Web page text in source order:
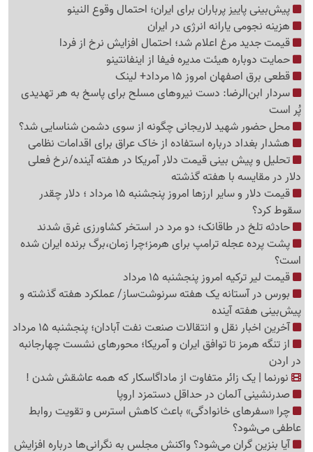
پیش‌بینی پاییز پرباران برای ایران؛ احتمال وقوع النینو
هزینه نجومی یارانه انرژی در ایران
قیمت جدید مرغ اعلام شد؛ احتمال افزایش نرخ از فردا
حمایت دوباره هیئت مدیره فیفا از اینفانتینو
قطعی برق اصفهان امروز 15 مرداد+ لینک
سردار ابن‌الرضا: دست نیروهای مسلح برای پاسخ به هر تهدیدی
پُر است
محل حضور شهید لاریجانی چگونه از سوی دشمن شناسایی شد؟
هشدار بغداد درباره استفاده از خاک عراق برای اقدامات نظامی
تحلیل و پیش بینی قیمت دلار آمریکا در هفته آینده/نرخ فعلی
دلار در مقایسه با هفته گذشته
قیمت دلار و سایر ارزها امروز پنجشنبه 15 مرداد ؛ دلار چقدر
سقوط کرد؟
حادثه تلخ در طاقانک؛ دو مرد در استخر کشاورزی غرق شدند
پشت پرده عجله ترامپ برای هرمز؛چرا زمان،برگ برنده ایران شده
است؟
قیمت لیر ترکیه امروز پنجشنبه 15 مرداد
بورس در آستانه یک هفته سرنوشت‌ساز/ عملکرد هفته گذشته و
پیش‌بینی هفته آینده
آخرین اخبار نقل‌ و انتقالات صنعت نفت آبادان؛ پنجشنبه 15 مرداد
از تنگه هرمز تا توافق ایران و آمریکا؛ محورهای نشست چهارجانبه
در اردن
نورنما | یک زائر متفاوت از ماداگاسکار که همه عاشقش شدن !
صدرنشینی آلمان در حداقل دستمزد اروپا
چرا «سفرهای خانوادگی» باعث کاهش استرس و تقویت روابط
عاطفی می‌شود؟
آیا بنزین گران می‌شود؟ واکنش مجلس به نگرانی‌ها درباره افزایش